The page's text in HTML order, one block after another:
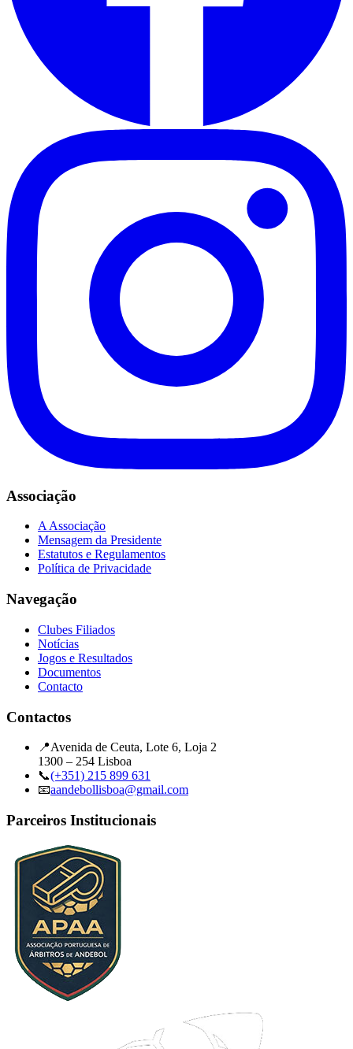
Associação
A Associação
Mensagem da Presidente
Estatutos e Regulamentos
Política de Privacidade
Navegação
Clubes Filiados
Notícias
Jogos e Resultados
Documentos
Contacto
Contactos
📍Avenida de Ceuta, Lote 6, Loja 2
1300 – 254 Lisboa
📞(+351) 215 899 631
📧aandebollisboa@gmail.com
Parceiros Institucionais